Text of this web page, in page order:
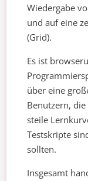
Wiedergabe
und auf eine
(Grid).
Es ist
über eine
Benutzern,
steile
Testskripte
sollten.
Insgesamt